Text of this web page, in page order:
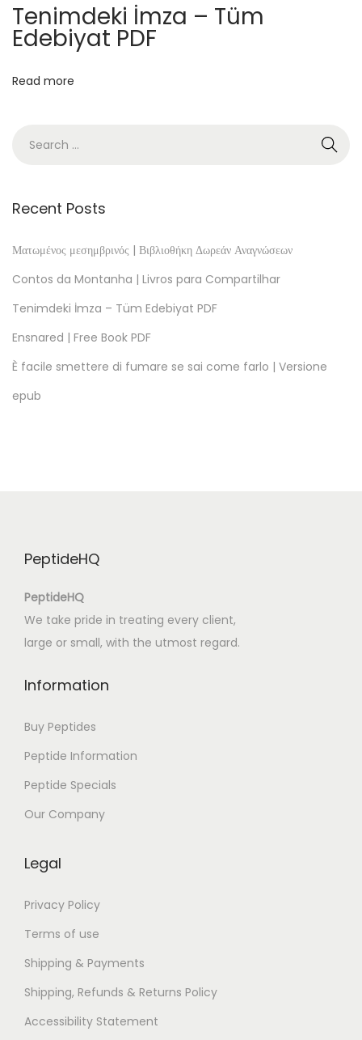
B
o
k
)
e
æ
r
d
Tenimdeki İmza – Tüm
Edebiyat PDF
Read more
Recent Posts
Ματωμένος μεσημβρινός | Βιβλιοθήκη Δωρεάν Αναγνώσεων
Contos da Montanha | Livros para Compartilhar
Tenimdeki İmza – Tüm Edebiyat PDF
Ensnared | Free Book PDF
È facile smettere di fumare se sai come farlo | Versione
epub
PeptideHQ
PeptideHQ
We take pride in treating every client,
large or small, with the utmost regard.
Information
Buy Peptides
Peptide Information
Peptide Specials
Our Company
Legal
Privacy Policy
Terms of use
Shipping & Payments
Shipping, Refunds & Returns Policy
Accessibility Statement